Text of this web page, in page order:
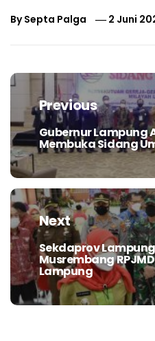
BySepta Palga 2 Juni
Navigasi
posPrevious
Previous
post:
Gubernur Lampung
Membuka Sidang
Next
Next
post:
Sekdaprov
Musrembang
Lampung